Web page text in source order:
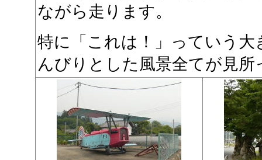
ながら走ります。
特に「これは！」っていう
んびりとした風景全てが見所